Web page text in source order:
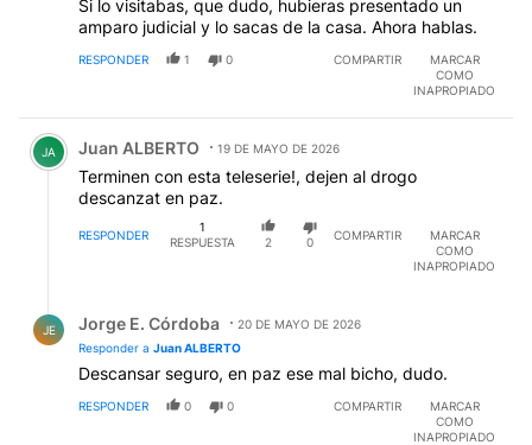
Si lo visitabas, que dudo, hubieras presentado un
amparo judicial y lo sacas de la casa. Ahora hablas.
RESPONDER 1 0 COMPARTIR
MARCAR
COMO
INAPROPIADO
Comentario de Juan ALBERTO.
JA Juan ALBERTO 19 DE MAYO DE 2026
Terminen con esta teleserie!, dejen al drogo
descanzat en paz.
RESPONDER
1
RESPUESTA
2 0
COMPARTIR
MARCAR
COMO
INAPROPIADO
JE Jorge E. Córdoba
20 DE MAYO DE 2026
Responder a Juan ALBERTO
Descansar seguro, en paz ese mal bicho, dudo.
RESPONDER 0 0 COMPARTIR
MARCAR
COMO
INAPROPIADO